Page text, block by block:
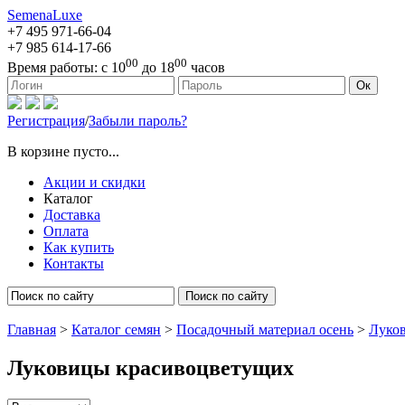
SemenaLuxe
+7 495 971-66-04
+7 985 614-17-66
Время работы: с 1000 до 1800 часов
127473, г. Москва, ул. Краснопролетарская, д. 16, стр. 1 Ок
Регистрация/Забыли пароль?
В корзине пусто...
Акции и скидки
Каталог
Доставка
Оплата
Как купить
Контакты
Поиск по сайту
Главная > Каталог семян > Посадочный материал осень >
Луковицы красивоцветущих